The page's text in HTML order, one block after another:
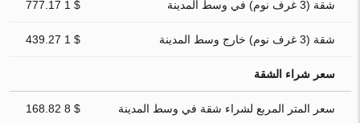
شقة (3 غرف نوم) في وسط المدينة $ 1 777.17
شقة (3 غرف نوم) خارج وسط المدينة $ 1 439.27
سعر شراء الشقة
سعر المتر المربع لشراء شقة في وسط المدينة $ 8 168.82